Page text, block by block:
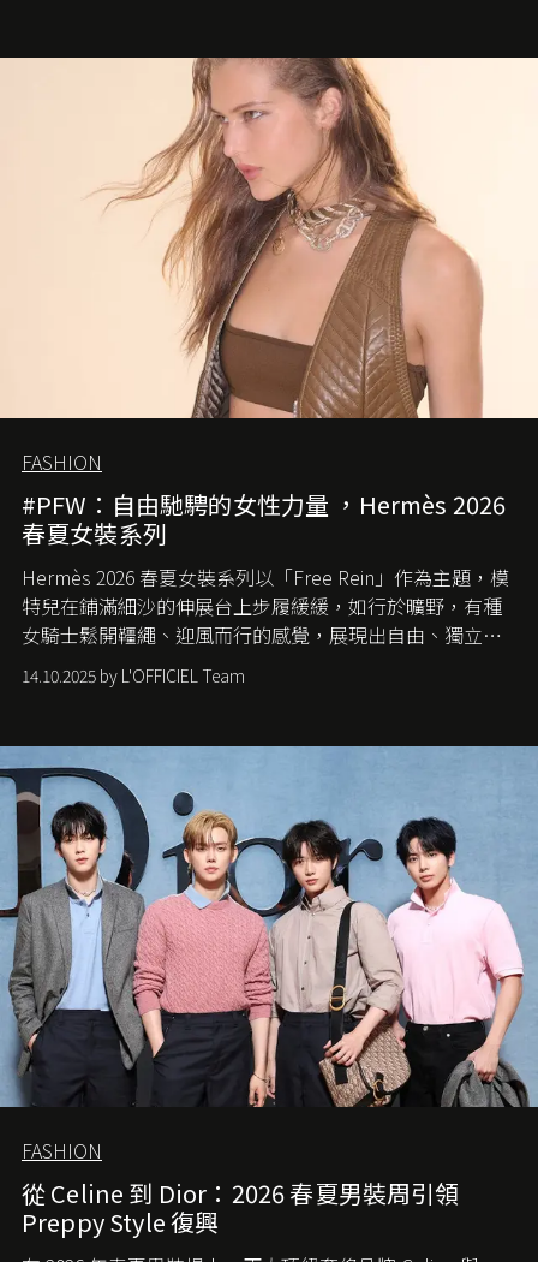
FASHION
#PFW：自由馳騁的女性力量 ，Hermès 2026
春夏女裝系列
Hermès 2026 春夏女裝系列以「Free Rein」作為主題，模
特兒在鋪滿細沙的伸展台上步履緩緩，如行於曠野，有種
女騎士鬆開韁繩、迎風而行的感覺，展現出自由、獨立與
從容的態度。
14.10.2025 by L'OFFICIEL Team
FASHION
從 Celine 到 Dior：2026 春夏男裝周引領
Preppy Style 復興